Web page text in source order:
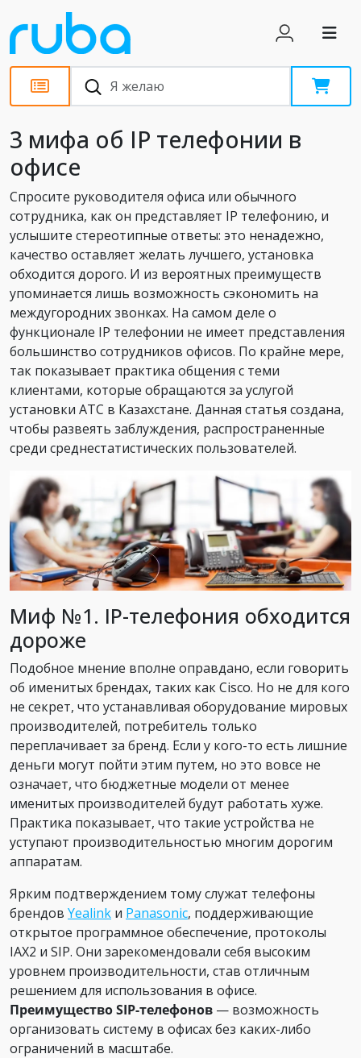
Статьи
3 мифа об IP телефонии в
офисе
Спросите руководителя офиса или обычного
сотрудника, как он представляет IP телефонию, и
услышите стереотипные ответы: это ненадежно,
качество оставляет желать лучшего, установка
обходится дорого. И из вероятных преимуществ
упоминается лишь возможность сэкономить на
междугородних звонках. На самом деле о
функционале IP телефонии не имеет представления
большинство сотрудников офисов. По крайне мере,
так показывает практика общения с теми
клиентами, которые обращаются за услугой
установки АТС в Казахстане. Данная статья создана,
чтобы развеять заблуждения, распространенные
среди среднестатистических пользователей.
Миф №1. IP-телефония обходится
дороже
Подобное мнение вполне оправдано, если говорить
об именитых брендах, таких как Cisco. Но не для кого
не секрет, что устанавливая оборудование мировых
производителей, потребитель только
переплачивает за бренд. Если у кого-то есть лишние
деньги могут пойти этим путем, но это вовсе не
означает, что бюджетные модели от менее
именитых производителей будут работать хуже.
Практика показывает, что такие устройства не
уступают производительностью многим дорогим
аппаратам.
Ярким подтверждением тому служат телефоны
брендов Yealink и Panasonic, поддерживающие
открытое программное обеспечение, протоколы
IAX2 и SIP. Они зарекомендовали себя высоким
уровнем производительности, став отличным
решением для использования в офисе.
Преимущество SIP-телефонов — возможность
организовать систему в офисах без каких-либо
ограничений в масштабе.